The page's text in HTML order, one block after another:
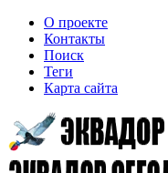
О проекте
Контакты
Поиск
Теги
Карта сайта